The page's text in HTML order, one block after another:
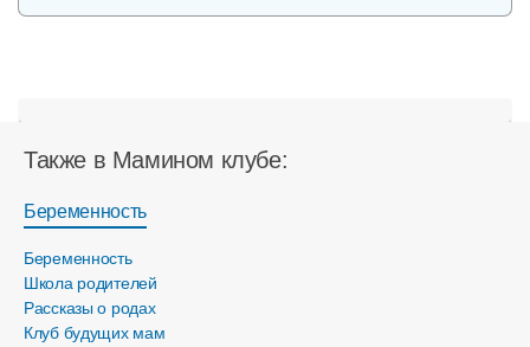
Также в Мамином клубе:
Беременность
Беременность
Школа родителей
Рассказы о родах
Клуб будущих мам